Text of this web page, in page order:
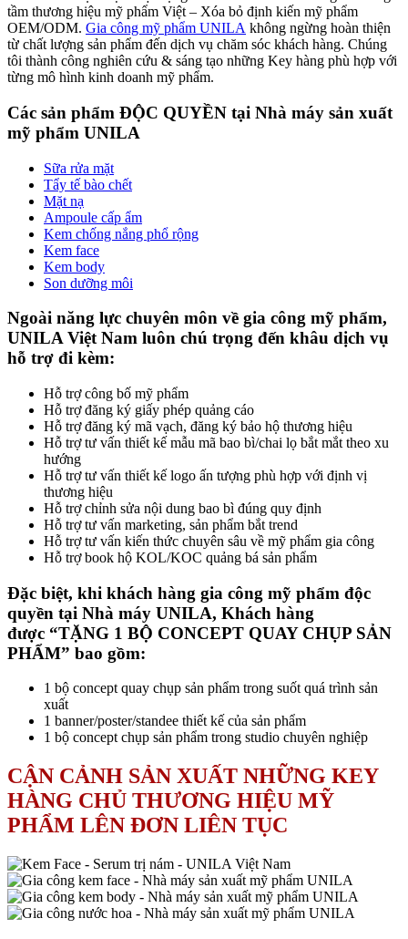
tầm thương hiệu mỹ phẩm Việt – Xóa bỏ định kiến mỹ phẩm
OEM/ODM. Gia công mỹ phẩm UNILA không ngừng hoàn thiện
từ chất lượng sản phẩm đến dịch vụ chăm sóc khách hàng. Chúng
tôi thành công nghiên cứu & sáng tạo những Key hàng phù hợp với
từng mô hình kinh doanh mỹ phẩm.
Các sản phẩm ĐỘC QUYỀN tại Nhà máy sản xuất
mỹ phẩm UNILA
Sữa rửa mặt
Tẩy tế bào chết
Mặt nạ
Ampoule cấp ẩm
Kem chống nắng phổ rộng
Kem face
Kem body
Son dưỡng môi
Ngoài năng lực chuyên môn về gia công mỹ phẩm,
UNILA Việt Nam luôn chú trọng đến khâu dịch vụ
hỗ trợ đi kèm:
Hỗ trợ công bố mỹ phẩm
Hỗ trợ đăng ký giấy phép quảng cáo
Hỗ trợ đăng ký mã vạch, đăng ký bảo hộ thương hiệu
Hỗ trợ tư vấn thiết kế mẫu mã bao bì/chai lọ bắt mắt theo xu
hướng
Hỗ trợ tư vấn thiết kế logo ấn tượng phù hợp với định vị
thương hiệu
Hỗ trợ chỉnh sửa nội dung bao bì đúng quy định
Hỗ trợ tư vấn marketing, sản phẩm bắt trend
Hỗ trợ tư vấn kiến thức chuyên sâu về mỹ phẩm gia công
Hỗ trợ book hộ KOL/KOC quảng bá sản phẩm
Đặc biệt, khi khách hàng gia công mỹ phẩm độc
quyền tại Nhà máy UNILA, Khách hàng
được “TẶNG 1 BỘ CONCEPT QUAY CHỤP SẢN
PHẨM” bao gồm:
1 bộ concept quay chụp sản phẩm trong suốt quá trình sản
xuất
1 banner/poster/standee thiết kế của sản phẩm
1 bộ concept chụp sản phẩm trong studio chuyên nghiệp
CẬN CẢNH SẢN XUẤT NHỮNG KEY
HÀNG CHỦ THƯƠNG HIỆU MỸ
PHẨM LÊN ĐƠN LIÊN TỤC